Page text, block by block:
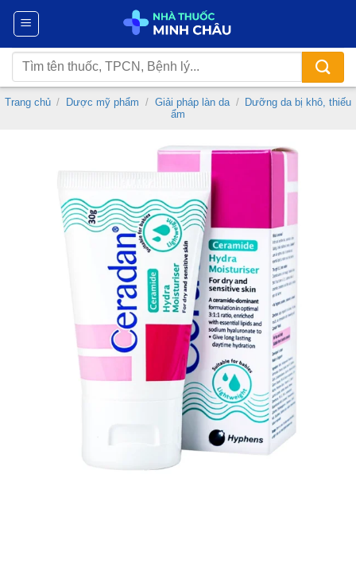
Chuyển
nội
dung
Tìm
kiếm:
Trang chủ / Dược mỹ phẩm / Giải pháp làn da /
Dưỡng da bị khô, thiếu
ẩm